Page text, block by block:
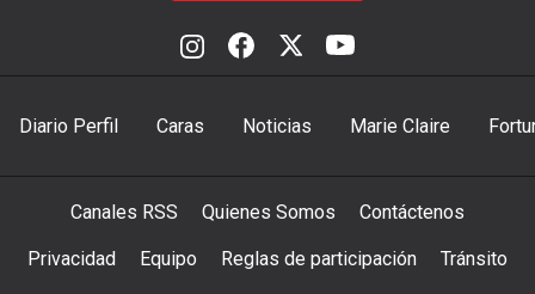
Diario Perfil Caras Noticias Marie Claire
Canales RSS Quienes Somos Contáctenos
Privacidad Equipo Reglas de participación Tránsito